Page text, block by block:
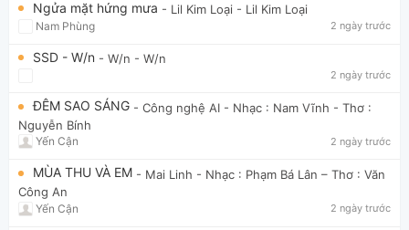
Ngửa mặt hứng mưa - Lil Kim Loại - Lil Kim Loại
Nam Phùng 2 ngày trước
SSD - W/n - W/n - W/n
2 ngày trước
ĐÊM SAO SÁNG - Công nghệ AI - Nhạc : Nam Vĩnh - Thơ :
Nguyễn Bính
Yến Cận 2 ngày trước
MÙA THU VÀ EM - Mai Linh - Nhạc : Phạm Bá Lân – Thơ : Văn
Công An
Yến Cận 2 ngày trước